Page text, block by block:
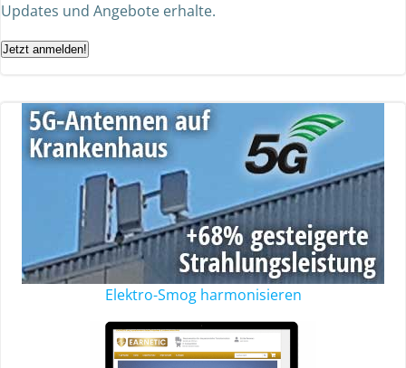
Updates und Angebote erhalte.
Jetzt anmelden!
Elektro-Smog harmonisieren